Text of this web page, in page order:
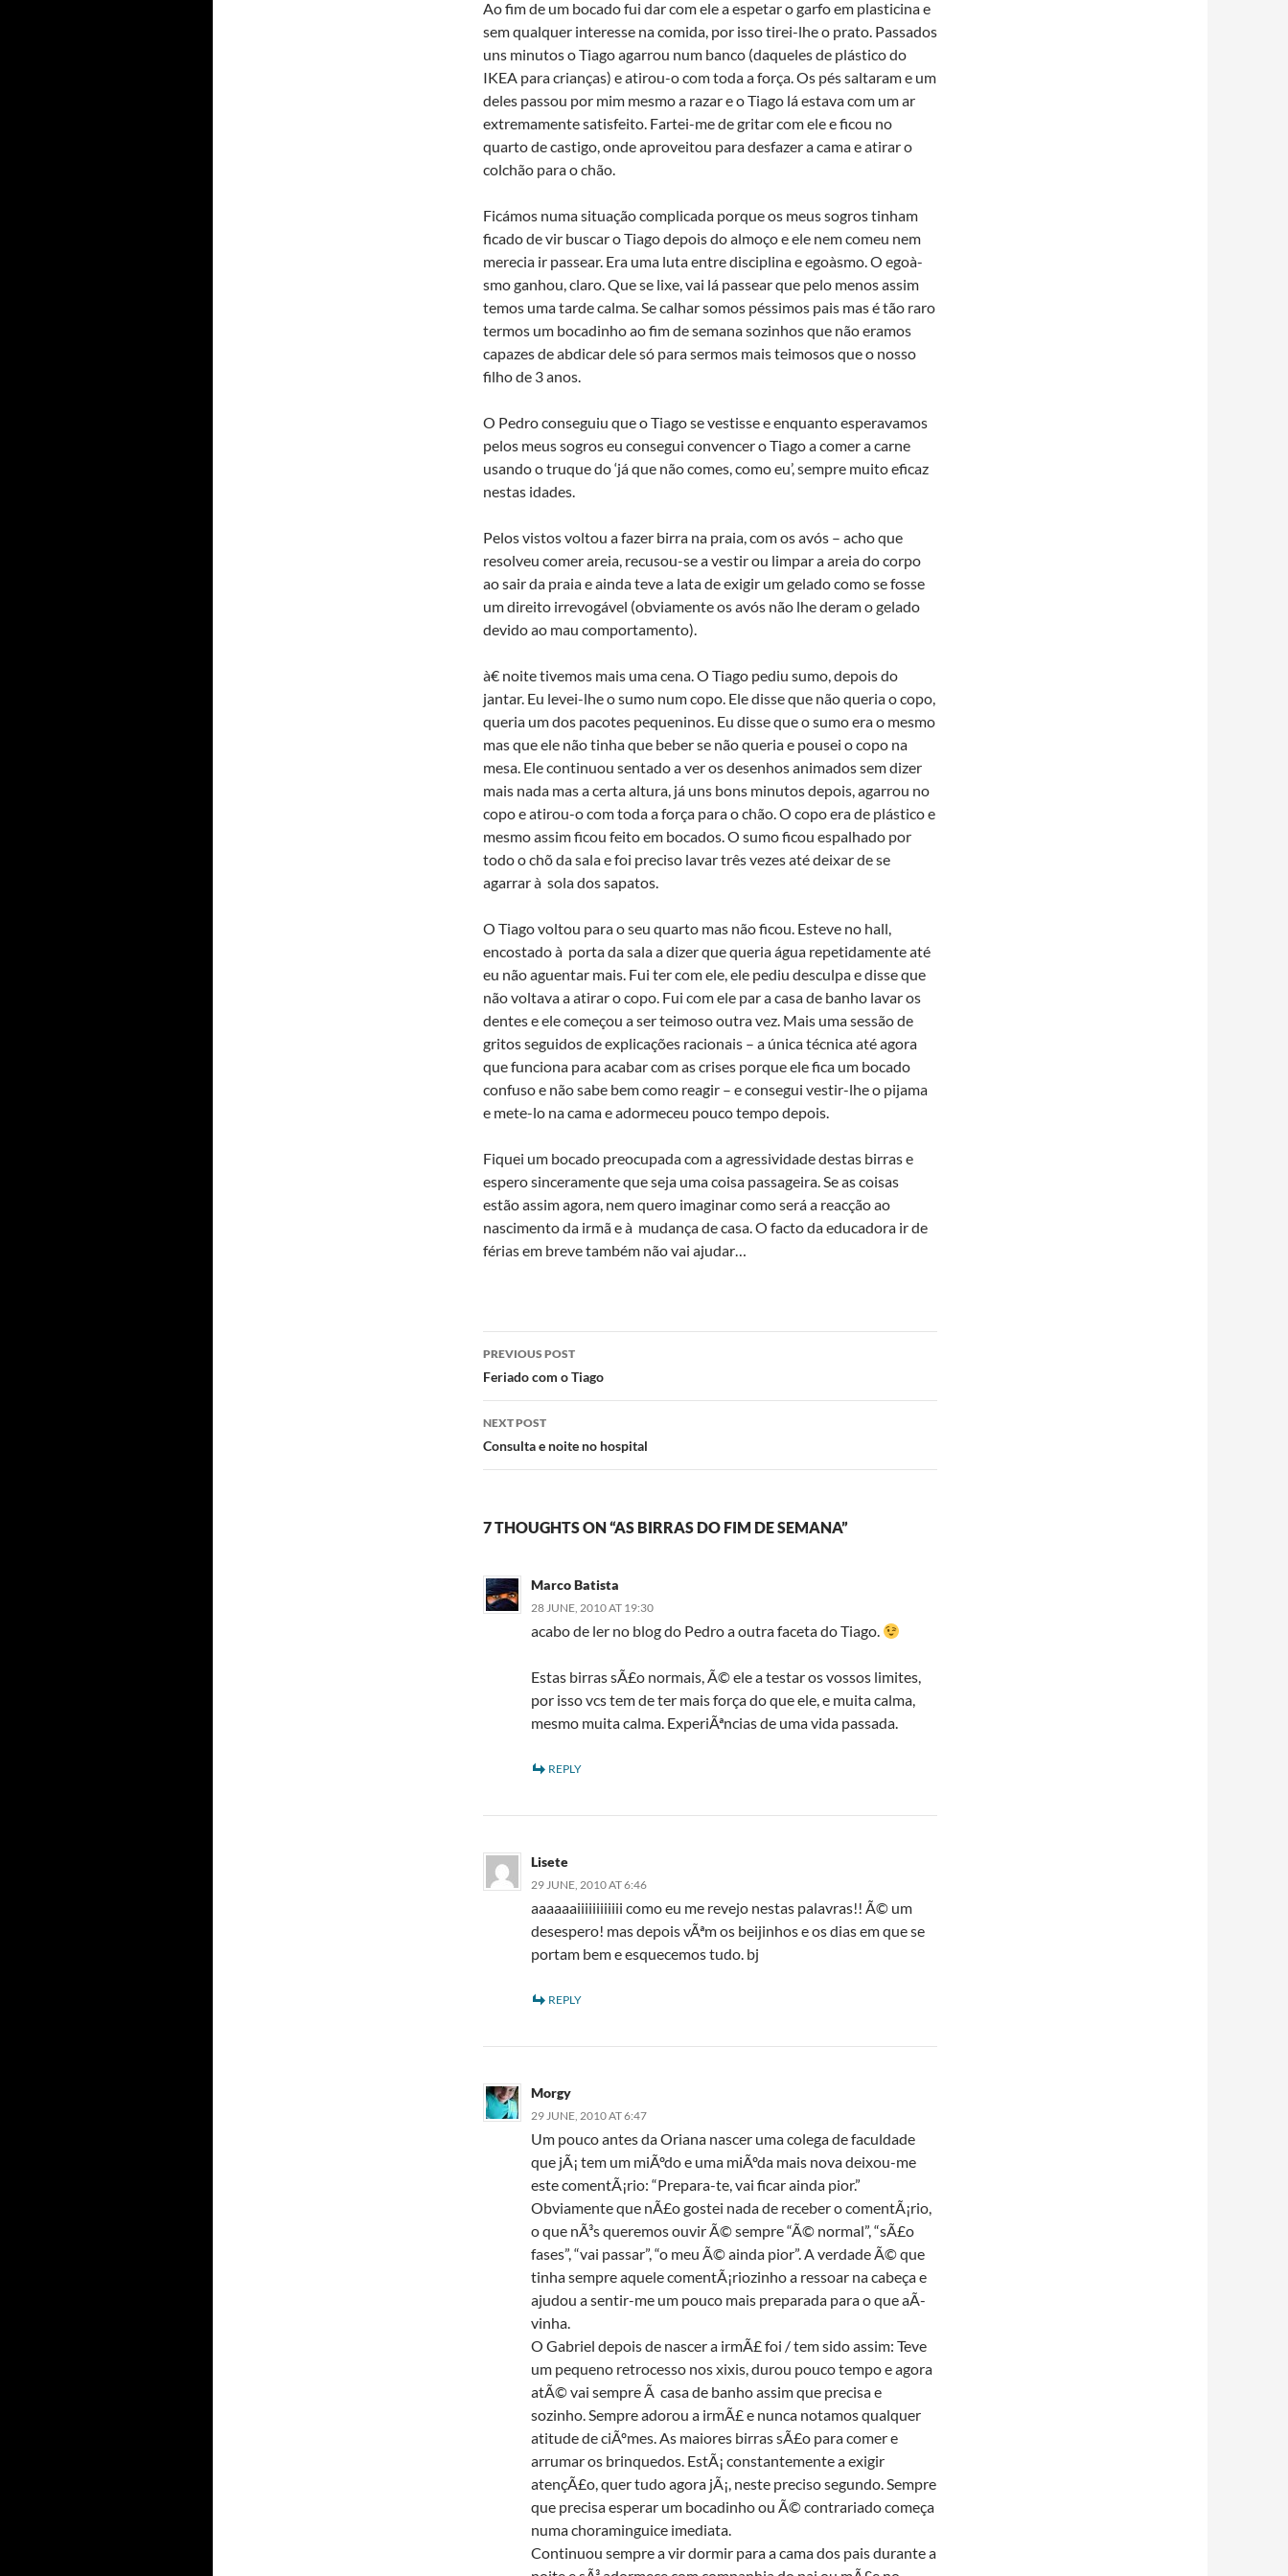
Ao fim de um bocado fui dar com ele a espetar o garfo em plasticina e
sem qualquer interesse na comida, por isso tirei-lhe o prato. Passados
uns minutos o Tiago agarrou num banco (daqueles de plástico do
IKEA para crianças) e atirou-o com toda a força. Os pés saltaram e um
deles passou por mim mesmo a razar e o Tiago lá estava com um ar
extremamente satisfeito. Fartei-me de gritar com ele e ficou no
quarto de castigo, onde aproveitou para desfazer a cama e atirar o
colchão para o chão.
Ficámos numa situação complicada porque os meus sogros tinham
ficado de vir buscar o Tiago depois do almoço e ele nem comeu nem
merecia ir passear. Era uma luta entre disciplina e egoà­smo. O egoà­
smo ganhou, claro. Que se lixe, vai lá passear que pelo menos assim
temos uma tarde calma. Se calhar somos péssimos pais mas é tão raro
termos um bocadinho ao fim de semana sozinhos que não eramos
capazes de abdicar dele só para sermos mais teimosos que o nosso
filho de 3 anos.
O Pedro conseguiu que o Tiago se vestisse e enquanto esperavamos
pelos meus sogros eu consegui convencer o Tiago a comer a carne
usando o truque do ‘já que não comes, como eu’, sempre muito eficaz
nestas idades.
Pelos vistos voltou a fazer birra na praia, com os avós – acho que
resolveu comer areia, recusou-se a vestir ou limpar a areia do corpo
ao sair da praia e ainda teve a lata de exigir um gelado como se fosse
um direito irrevogável (obviamente os avós não lhe deram o gelado
devido ao mau comportamento).
à€ noite tivemos mais uma cena. O Tiago pediu sumo, depois do
jantar. Eu levei-lhe o sumo num copo. Ele disse que não queria o copo,
queria um dos pacotes pequeninos. Eu disse que o sumo era o mesmo
mas que ele não tinha que beber se não queria e pousei o copo na
mesa. Ele continuou sentado a ver os desenhos animados sem dizer
mais nada mas a certa altura, já uns bons minutos depois, agarrou no
copo e atirou-o com toda a força para o chão. O copo era de plástico e
mesmo assim ficou feito em bocados. O sumo ficou espalhado por
todo o chõ da sala e foi preciso lavar três vezes até deixar de se
agarrar à sola dos sapatos.
O Tiago voltou para o seu quarto mas não ficou. Esteve no hall,
encostado à porta da sala a dizer que queria água repetidamente até
eu não aguentar mais. Fui ter com ele, ele pediu desculpa e disse que
não voltava a atirar o copo. Fui com ele par a casa de banho lavar os
dentes e ele começou a ser teimoso outra vez. Mais uma sessão de
gritos seguidos de explicações racionais – a única técnica até agora
que funciona para acabar com as crises porque ele fica um bocado
confuso e não sabe bem como reagir – e consegui vestir-lhe o pijama
e mete-lo na cama e adormeceu pouco tempo depois.
Fiquei um bocado preocupada com a agressividade destas birras e
espero sinceramente que seja uma coisa passageira. Se as coisas
estão assim agora, nem quero imaginar como será a reacção ao
nascimento da irmã e à mudança de casa. O facto da educadora ir de
férias em breve também não vai ajudar…
Post
navigation
PREVIOUS POST
Feriado com o Tiago
NEXT POST
Consulta e noite no hospital
7 THOUGHTS ON “AS BIRRAS DO FIM DE SEMANA”
Marco Batista
28 JUNE, 2010 AT 19:30
acabo de ler no blog do Pedro a outra faceta do Tiago.
Estas birras sÃ£o normais, Ã© ele a testar os vossos limites,
por isso vcs tem de ter mais força do que ele, e muita calma,
mesmo muita calma. ExperiÃªncias de uma vida passada.
REPLY
Lisete
29 JUNE, 2010 AT 6:46
aaaaaaiiiiiiiiiiii como eu me revejo nestas palavras!! Ã© um
desespero! mas depois vÃªm os beijinhos e os dias em que se
portam bem e esquecemos tudo. bj
REPLY
Morgy
29 JUNE, 2010 AT 6:47
Um pouco antes da Oriana nascer uma colega de faculdade
que jÃ¡ tem um miÃºdo e uma miÃºda mais nova deixou-me
este comentÃ¡rio: “Prepara-te, vai ficar ainda pior.”
Obviamente que nÃ£o gostei nada de receber o comentÃ¡rio,
o que nÃ³s queremos ouvir Ã© sempre “Ã© normal”, “sÃ£o
fases”, “vai passar”, “o meu Ã© ainda pior”. A verdade Ã© que
tinha sempre aquele comentÃ¡riozinho a ressoar na cabeça e
ajudou a sentir-me um pouco mais preparada para o que aÃ­
vinha.
O Gabriel depois de nascer a irmÃ£ foi / tem sido assim: Teve
um pequeno retrocesso nos xixis, durou pouco tempo e agora
atÃ© vai sempre Ã casa de banho assim que precisa e
sozinho. Sempre adorou a irmÃ£ e nunca notamos qualquer
atitude de ciÃºmes. As maiores birras sÃ£o para comer e
arrumar os brinquedos. EstÃ¡ constantemente a exigir
atençÃ£o, quer tudo agora jÃ¡, neste preciso segundo. Sempre
que precisa esperar um bocadinho ou Ã© contrariado começa
numa choraminguice imediata.
Continuou sempre a vir dormir para a cama dos pais durante a